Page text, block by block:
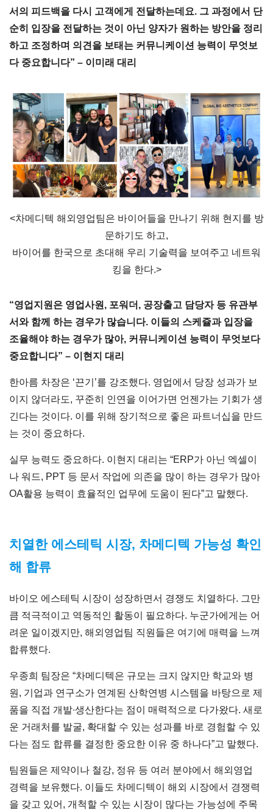
서의 피드백을 다시 고객에게 전달하는데요. 그 과정에서 단
순히 입장을 전달하는 것이 아닌 양자가 원하는 방안을 정리
하고 조정하며 의견을 보태는 커뮤니케이션 능력이 무엇보
다 중요합니다” – 이미래 대리
<차메디텍 해외영업팀은 바이어들을 만나기 위해 현지를 방
문하기도 하고,
바이어를 한국으로 초대해 우리 기술력을 보여주고 네트워
킹을 한다.>
“영업지원은 영업사원, 포워더, 공장출고 담당자 등 유관부
서와 함께 하는 경우가 많습니다. 이들의 스케쥴과 입장을
조율해야 하는 경우가 많아, 커뮤니케이션 능력이 무엇보다
중요합니다” – 이현지 대리
한아름 차장은 ‘끈기’를 강조했다. 영업에서 당장 성과가 보
이지 않더라도, 꾸준히 인연을 이어가면 언젠가는 기회가 생
긴다는 것이다. 이를 위해 장기적으로 좋은 파트너십을 만드
는 것이 중요하다.
실무 능력도 중요하다. 이현지 대리는 “ERP가 아닌 엑셀이
나 워드, PPT 등 문서 작업에 의존을 많이 하는 경우가 많아
OA활용 능력이 효율적인 업무에 도움이 된다”고 말했다.
치열한 에스테틱 시장, 차메디텍 가능성 확인
해 합류
바이오 에스테틱 시장이 성장하면서 경쟁도 치열하다. 그만
큼 적극적이고 역동적인 활동이 필요하다. 누군가에게는 어
려운 일이겠지만, 해외영업팀 직원들은 여기에 매력을 느껴
합류했다.
우종희 팀장은 “차메디텍은 규모는 크지 않지만 학교와 병
원, 기업과 연구소가 연계된 산학연병 시스템을 바탕으로 제
품을 직접 개발∙생산한다는 점이 매력적으로 다가왔다. 새로
운 거래처를 발굴, 확대할 수 있는 성과를 바로 경험할 수 있
다는 점도 합류를 결정한 중요한 이유 중 하나다”고 말했다.
팀원들은 제약이나 철강, 정유 등 여러 분야에서 해외영업
경력을 보유했다. 이들도 차메디텍이 해외 시장에서 경쟁력
을 갖고 있어, 개척할 수 있는 시장이 많다는 가능성에 주목